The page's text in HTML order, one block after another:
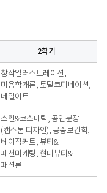
2학기
창작일러스트레이션,
미용학개론, 토탈코디네이션,
네일아트
스킨&코스메틱, 공연분장
(캡스톤 디자인), 공중보건학,
베이직커트, 뷰티&
패션마케팅, 현대뷰티&
패션론